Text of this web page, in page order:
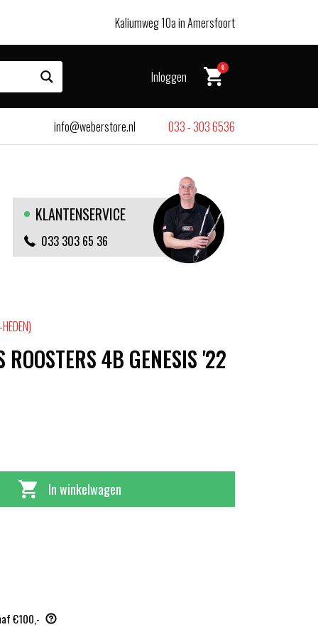
Kaliumweg 10a in Amersfoort
Inloggen
0
info@weberstore.nl 033 - 303 6536
KLANTENSERVICE
033 303 65 36
4B GENESIS '22
In winkelwagen
€100,-